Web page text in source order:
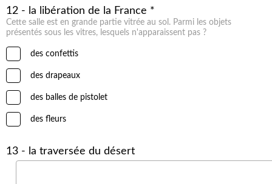
12 - la libération de la France *
Cette salle est en grande partie vitrée au sol. Parmi les objets
présentés sous les vitres, lesquels n'apparaissent pas ?
des confettis
des drapeaux
des balles de pistolet
des fleurs
13 - la traversée du désert